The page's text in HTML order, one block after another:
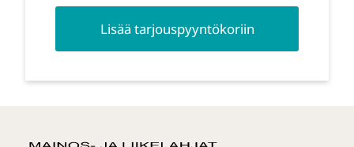
Lisää tarjouspyyntökoriin